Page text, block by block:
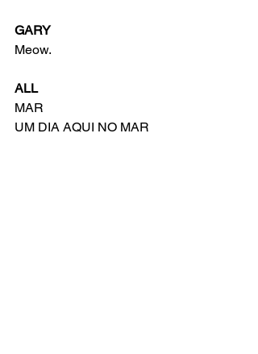
GARY
Meow.
ALL
MAR
UM DIA AQUI NO MAR